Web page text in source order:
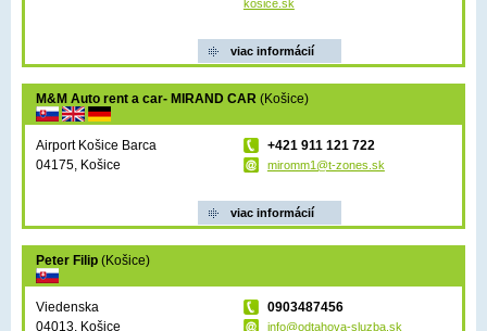
kosice.sk
viac informácií
M&M Auto rent a car- MIRAND CAR (Košice)
Airport Košice Barca
04175, Košice
+421 911 121 722
miromm1@t-zones.sk
viac informácií
Peter Filip (Košice)
Viedenska
04013, Košice
0903487456
info@odtahova-sluzba.sk